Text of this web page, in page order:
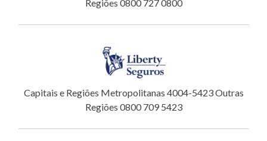
Regiões 0800 727 0800
Capitais e Regiões Metropolitanas 4004-5423 Outras
Regiões 0800 709 5423